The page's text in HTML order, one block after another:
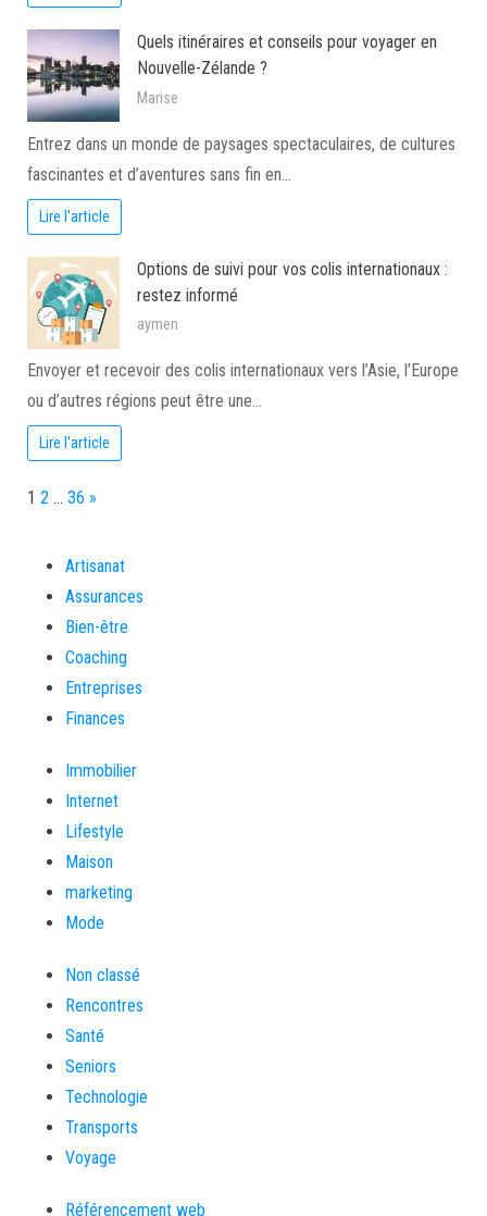
Quels itinéraires et conseils pour voyager en
Nouvelle-Zélande ?
Marise
Entrez dans un monde de paysages spectaculaires, de cultures
fascinantes et d’aventures sans fin en…
Lire l'article
Options de suivi pour vos colis internationaux :
restez informé
aymen
Envoyer et recevoir des colis internationaux vers l’Asie, l’Europe
ou d’autres régions peut être une…
Lire l'article
Page:
1 2 … 36 Next
»
Artisanat
Assurances
Bien-être
Coaching
Entreprises
Finances
Immobilier
Internet
Lifestyle
Maison
marketing
Mode
Non classé
Rencontres
Santé
Seniors
Technologie
Transports
Voyage
Référencement web